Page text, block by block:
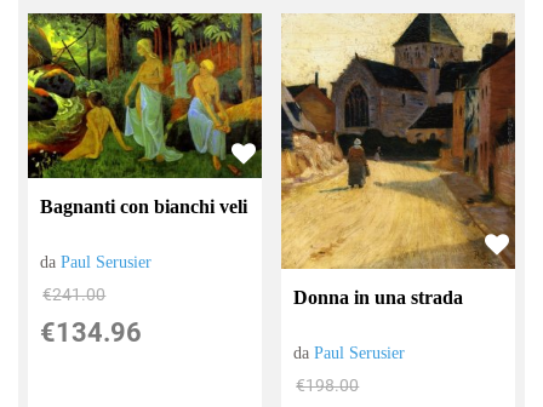
Bagnanti con bianchi veli
daPaul Serusier
€241.00
€134.96
Donna in una strada
daPaul Serusier
€198.00